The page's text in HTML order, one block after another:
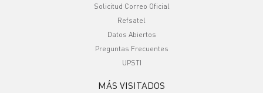
Solicitud Correo Oficial
Refsatel
Datos Abiertos
Preguntas Frecuentes
UPSTI
MÁS VISITADOS